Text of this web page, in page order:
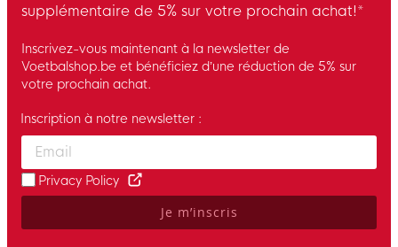
supplémentaire de 5% sur votre prochain achat!*
Inscrivez-vous maintenant à la newsletter de
Voetbalshop.be et bénéficiez d’une réduction de 5% sur
votre prochain achat.
Enter your email and accept the privacy policy to subscribe to
Inscription à notre newsletter :
Privacy Policy
Je m’inscris